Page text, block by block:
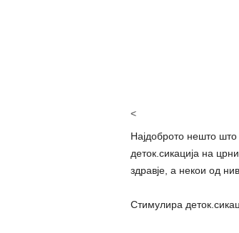
<
Најдоброто нешто што
деток.сикација на
здравје, а некои од
Стимулира